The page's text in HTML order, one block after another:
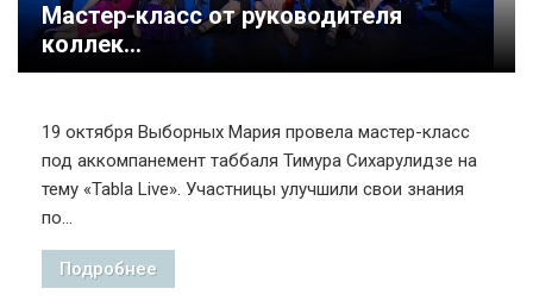
Мастер-класс от руководителя
коллек...
19 октября Выборных Мария провела мастер-класс
под аккомпанемент таббаля Тимура Сихарулидзе на
тему «Tabla Live». Участницы улучшили свои знания
по...
Подробнее